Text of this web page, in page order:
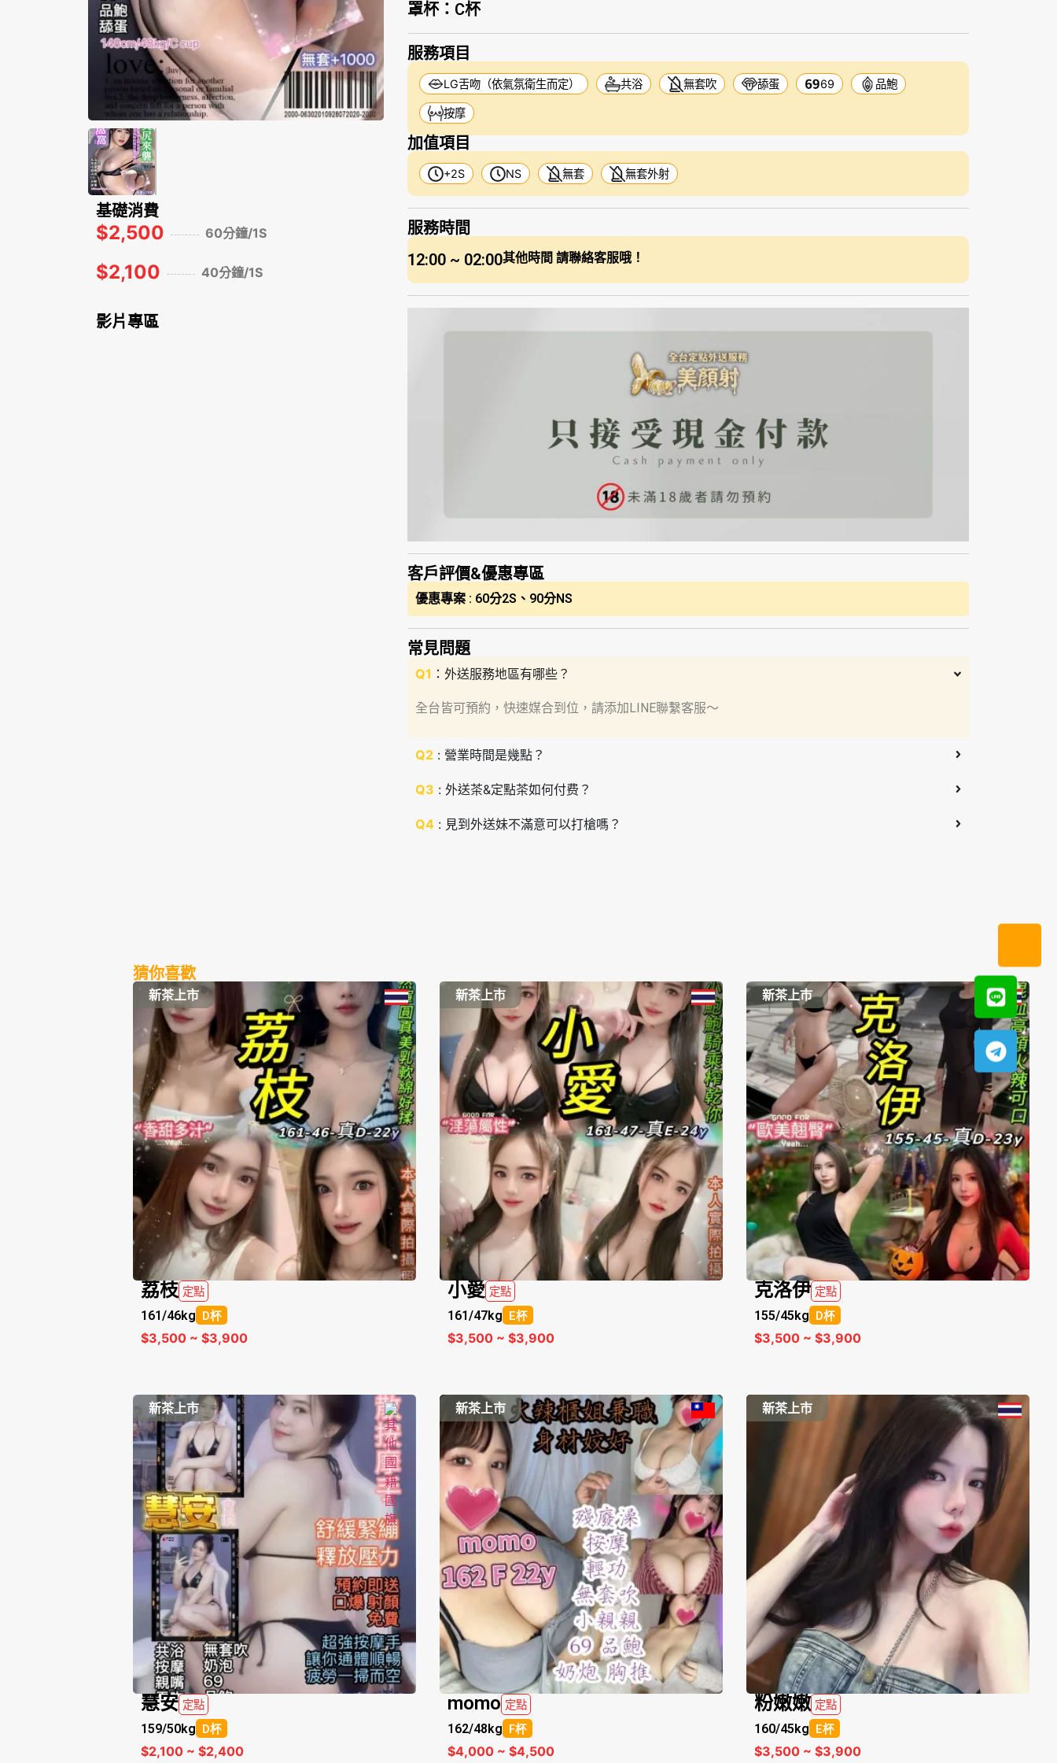
基礎消費
$2,500 60分鐘/1S
$2,100 40分鐘/1S
影片專區
罩杯： C杯
服務項目
LG舌吻（依氣氛衛生而定） 共浴 無套吹 舔蛋 69 品鮑
按摩
加值項目
+2S NS 無套 無套外射
服務時間
12:00 ~ 02:00其他時間 請聯絡客服哦！
客戶評價&優惠專區
優惠專案 : 60分2S、90分NS
常見問題
Q1 ：外送服務地區有哪些？
全台皆可預約，快速媒合到位，請添加LINE聯繫客服～
Q2: 營業時間是幾點？
Q3 : 外送茶&定點茶如何付费？
Q4: 見到外送妹不滿意可以打槍嗎？
猜你喜歡
新茶上市
荔枝 定點
161/46kg D杯
$3,500 ~ $3,900
新茶上市
小愛 定點
161/47kg E杯
$3,500 ~ $3,900
新茶上市
克洛伊 定點
155/45kg D杯
$3,500 ~ $3,900
新茶上市
慧安 定點
159/50kg D杯
$2,100 ~ $2,400
新茶上市
momo 定點
162/48kg F杯
$4,000 ~ $4,500
新茶上市
粉嫩嫩 定點
160/45kg E杯
$3,500 ~ $3,900